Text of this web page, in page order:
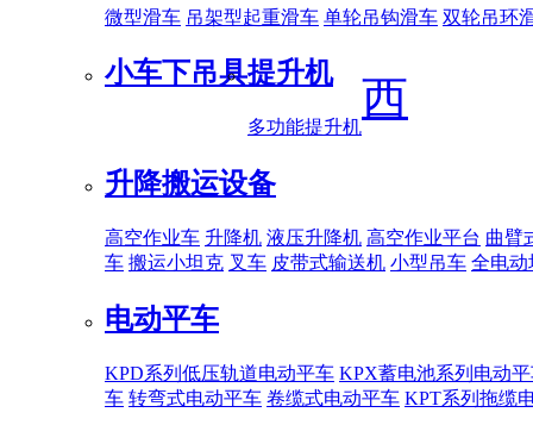
微型滑车 吊架型起重滑车 单轮吊钩滑车 双轮吊环
小车下吊具提升机
多功能提升机
升降搬运设备
高空作业车 升降机 液压升降机 高空作业平台 曲臂
车 搬运小坦克 叉车 皮带式输送机 小型吊车 全电动
电动平车
KPD系列低压轨道电动平车 KPX蓄电池系列电动
车 转弯式电动平车 卷缆式电动平车 KPT系列拖缆
西